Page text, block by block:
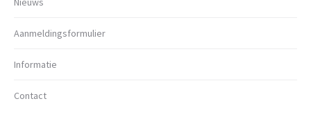
Aanmeldingsformulier
Informatie
Contact